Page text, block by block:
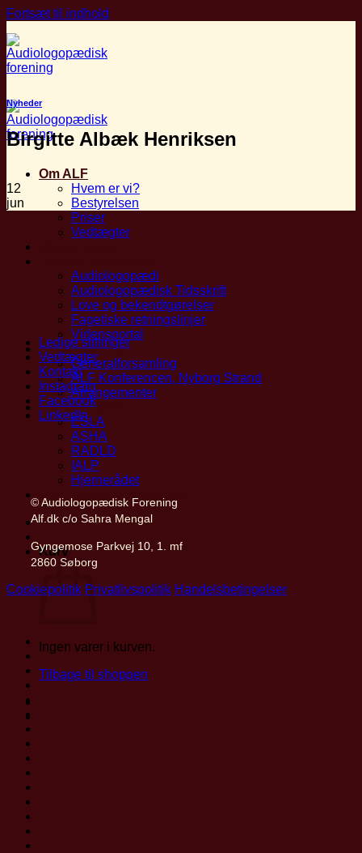
Fortsæt til indhold
Om ALF
Hvem er vi?
Bestyrelsen
Priser
Vedtægter
Audiologopædi
Audiologopædisk Tidsskrift
Love og bekendtgørelser
Fagetiske retningslinjer
Vidensportal
Arrangementer
Generalforsamling
ALF Konferencen, Nyborg Strand
Arrangementer
Partnerskaber
ESLA
ASHA
RADLD
IALP
Hjernerådet
Mit ALF
Kurv
Ingen varer i kurven.
Tilbage til shoppen
Nyheder
Birgitte Albæk Henriksen
12
jun
Ledige stillinger
Vedtægter
Kontakt
Instagram
Facebook
LinkedIn
© Audiologopædisk Forening
Alf.dk c/o Sahra Mengal
Gyngemose Parkvej 10, 1. mf
2860 Søborg
Cookiepolitik Privatlivspolitik Handelsbetingelser